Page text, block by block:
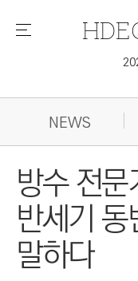
메
NEWS
방수 전
반세기
말하다